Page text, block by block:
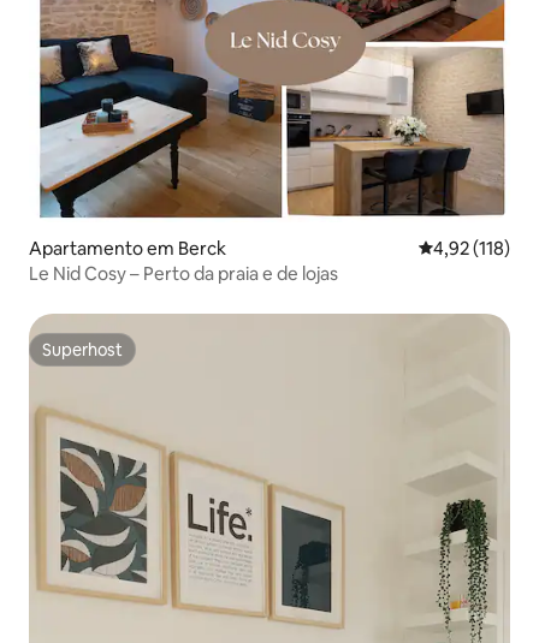
Apartamento em Berck Classificação
4,92 (118)
Le Nid Cosy – Perto da praia e de lojas
Superhost
Superhost